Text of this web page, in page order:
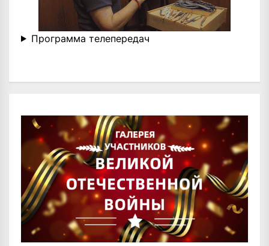
Программа телепередач